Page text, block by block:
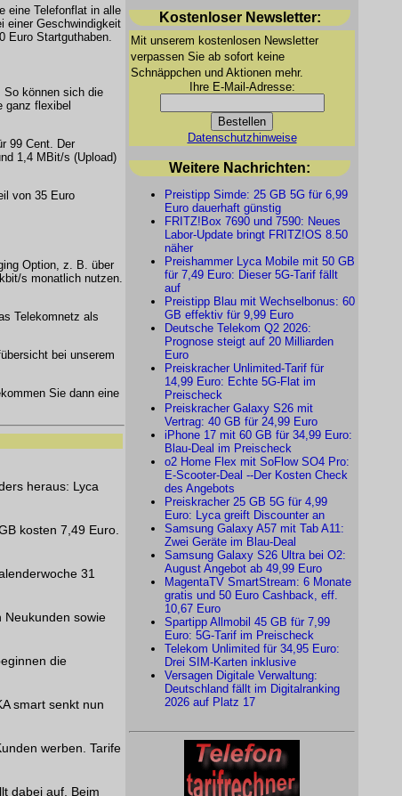
eine Telefonflat in alle
einer Geschwindigkeit
Euro Startguthaben.
können sich die
ganz flexibel
99 Cent. Der
1,4 MBit/s (Upload)
von 35 Euro
Option, z. B. über
s monatlich nutzen.
Telekomnetz als
bei unserem
Sie dann eine
heraus: Lyca
kosten 7,49 Euro.
31
Neukunden sowie
die
smart senkt nun
werben. Tarife
dabei auf. Beim
Kostenloser Newsletter:
Mit unserem kostenlosen Newsletter
verpassen Sie ab sofort keine
Schnäppchen und Aktionen mehr.
Ihre E-Mail-Adresse:
Datenschutzhinweise
Weitere Nachrichten:
Preistipp Simde: 25 GB 5G für 6,99
Euro dauerhaft günstig
FRITZ!Box 7690 und 7590: Neues
Labor-Update bringt FRITZ!OS 8.50
näher
Preishammer Lyca Mobile mit 50 GB
für 7,49 Euro: Dieser 5G-Tarif fällt
auf
Preistipp Blau mit Wechselbonus: 60
GB effektiv für 9,99 Euro
Deutsche Telekom Q2 2026:
Prognose steigt auf 20 Milliarden
Euro
Preiskracher Unlimited-Tarif für
14,99 Euro: Echte 5G-Flat im
Preischeck
Preiskracher Galaxy S26 mit
Vertrag: 40 GB für 24,99 Euro
iPhone 17 mit 60 GB für 34,99 Euro:
Blau-Deal im Preischeck
o2 Home Flex mit SoFlow SO4 Pro:
E-Scooter-Deal --Der Kosten Check
des Angebots
Preiskracher 25 GB 5G für 4,99
Euro: Lyca greift Discounter an
Samsung Galaxy A57 mit Tab A11:
Zwei Geräte im Blau-Deal
Samsung Galaxy S26 Ultra bei O2:
August Angebot ab 49,99 Euro
MagentaTV SmartStream: 6 Monate
gratis und 50 Euro Cashback, eff.
10,67 Euro
Spartipp Allmobil 45 GB für 7,99
Euro: 5G-Tarif im Preischeck
Telekom Unlimited für 34,95 Euro:
Drei SIM-Karten inklusive
Versagen Digitale Verwaltung:
Deutschland fällt im Digitalranking
2026 auf Platz 17